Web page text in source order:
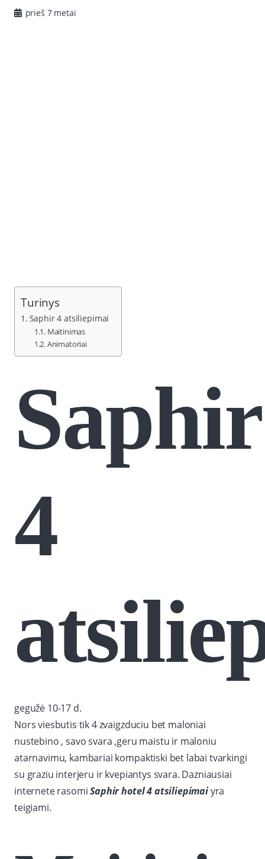
prieš 7 metai
Turinys
Saphir 4 atsiliepimai
Maitinimas
Animatoriai
Saphir
4
gegužė 10-17 d.
Nors viesbutis tik 4 zvaigzduciu bet maloniai
nustebino , savo svara ,geru maistu ir maloniu
atarnavimu, kambariai kompaktiski bet labai tvarkingi
su graziu interjeru ir kvepiantys svara. Dazniausiai
internete rasomiSaphir hotel 4 atsiliepimaiyra
teigiami.